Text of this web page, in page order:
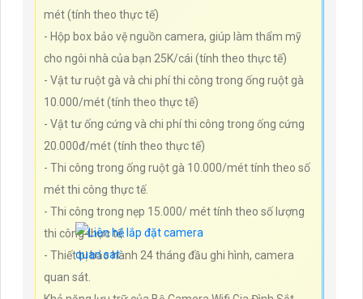
mét (tính theo thực tế)
- Hộp box bảo vệ nguồn camera, giúp làm thẩm mỹ
cho ngôi nhà của bạn 25K/cái (tính theo thực tế)
- Vật tư ruột gà và chi phí thi công trong ống ruột gà
10.000/mét (tính theo thực tế)
- Vật tư ống cứng và chi phí thi công trong ống cứng
20.000đ/mét (tính theo thực tế)
- Thi công trong ống ruột gà 10.000/mét tính theo số
mét thi công thực tế.
- Thi công trong nẹp 15.000/ mét tính theo số lượng
thi công thực tế.
- Thiết bị bảo hành 24 tháng đầu ghi hình, camera
quan sát.